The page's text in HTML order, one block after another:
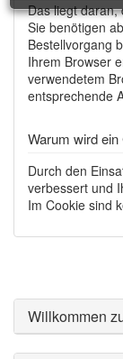
Das liegt daran,
Sie benötigen
Bestellvorgang
Ihrem Browser
verwendetem
entsprechende
Warum wird
Durch den
verbessert und
Im Cookie sind
Willkommen